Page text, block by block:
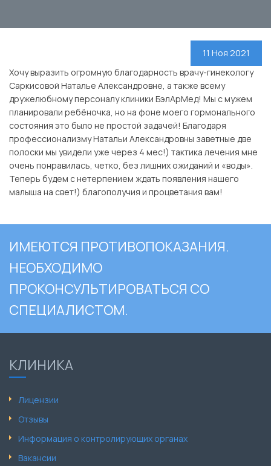
11 Ноя 2021
Хочу выразить огромную благодарность врачу-гинекологу
Саркисовой Наталье Александровне, а также всему
дружелюбному персоналу клиники БэлАрМед! Мы с мужем
планировали ребёночка, но на фоне моего гормонального
состояния это было не простой задачей! Благодаря
профессионализму Натальи Александровны заветные две
полоски мы увидели уже через 4 мес!) тактика лечения мне
очень понравилась, четко, без лишних ожиданий и «воды».
Теперь будем с нетерпением ждать появления нашего
малыша на свет!) благополучия и процветания вам!
ИМЕЮТСЯ ПРОТИВОПОКАЗАНИЯ.
НЕОБХОДИМО
ПРОКОНСУЛЬТИРОВАТЬСЯ СО
СПЕЦИАЛИСТОМ.
КЛИНИКА
Лицензии
Отзывы
Информация о контролирующих органах
Вакансии